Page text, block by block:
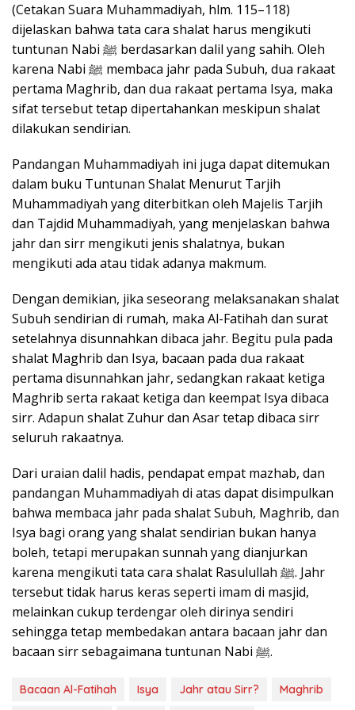
(Cetakan Suara Muhammadiyah, hlm. 115–118)
dijelaskan bahwa tata cara shalat harus mengikuti
tuntunan Nabi ﷺ berdasarkan dalil yang sahih. Oleh
karena Nabi ﷺ membaca jahr pada Subuh, dua rakaat
pertama Maghrib, dan dua rakaat pertama Isya, maka
sifat tersebut tetap dipertahankan meskipun shalat
dilakukan sendirian.
Pandangan Muhammadiyah ini juga dapat ditemukan
dalam buku Tuntunan Shalat Menurut Tarjih
Muhammadiyah yang diterbitkan oleh Majelis Tarjih
dan Tajdid Muhammadiyah, yang menjelaskan bahwa
jahr dan sirr mengikuti jenis shalatnya, bukan
mengikuti ada atau tidak adanya makmum.
Dengan demikian, jika seseorang melaksanakan shalat
Subuh sendirian di rumah, maka Al-Fatihah dan surat
setelahnya disunnahkan dibaca jahr. Begitu pula pada
shalat Maghrib dan Isya, bacaan pada dua rakaat
pertama disunnahkan jahr, sedangkan rakaat ketiga
Maghrib serta rakaat ketiga dan keempat Isya dibaca
sirr. Adapun shalat Zuhur dan Asar tetap dibaca sirr
seluruh rakaatnya.
Dari uraian dalil hadis, pendapat empat mazhab, dan
pandangan Muhammadiyah di atas dapat disimpulkan
bahwa membaca jahr pada shalat Subuh, Maghrib, dan
Isya bagi orang yang shalat sendirian bukan hanya
boleh, tetapi merupakan sunnah yang dianjurkan
karena mengikuti tata cara shalat Rasulullah ﷺ. Jahr
tersebut tidak harus keras seperti imam di masjid,
melainkan cukup terdengar oleh dirinya sendiri
sehingga tetap membedakan antara bacaan jahr dan
bacaan sirr sebagaimana tuntunan Nabi ﷺ.
Bacaan Al-Fatihah Isya Jahr atau Sirr?
Maghrib